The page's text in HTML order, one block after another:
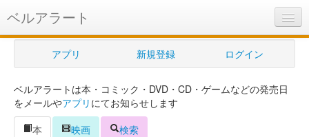
ベルアラート
ベルアラートとは
ヘルプ
新規登録
ログイン
アプリ 新規登録 ログイン
ベルアラートは本・コミック・DVD・CD・ゲームなどの発売日
をメールやアプリ にてお知らせします
本
映画 検索